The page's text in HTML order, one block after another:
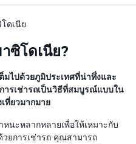
ดเนีย
ซิโดเนีย?
มไปด้วยภูมิประเทศที่น่าทึ่งและ
รเช่ารถเป็นวิธีที่สมบูรณ์แบบใน
ที่ยวมากมาย
นะหลากหลายเพื่อให้เหมาะกับ
ยการเช่ารถ คุณสามารถ